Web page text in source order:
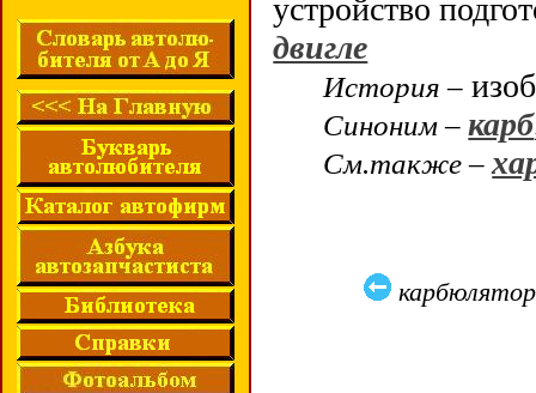
устройство
двигле
История –
Синоним –карб
См.также –